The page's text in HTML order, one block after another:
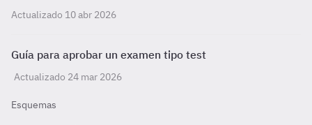
Actualizado 10 abr 2026
Guía para aprobar un examen tipo test
Actualizado 24 mar 2026
Esquemas